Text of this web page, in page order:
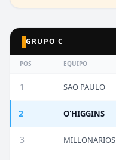
GRUPO C
POS EQUIPO
1 SAO PAULO
2 O'HIGGINS
3 MILLONARIOS